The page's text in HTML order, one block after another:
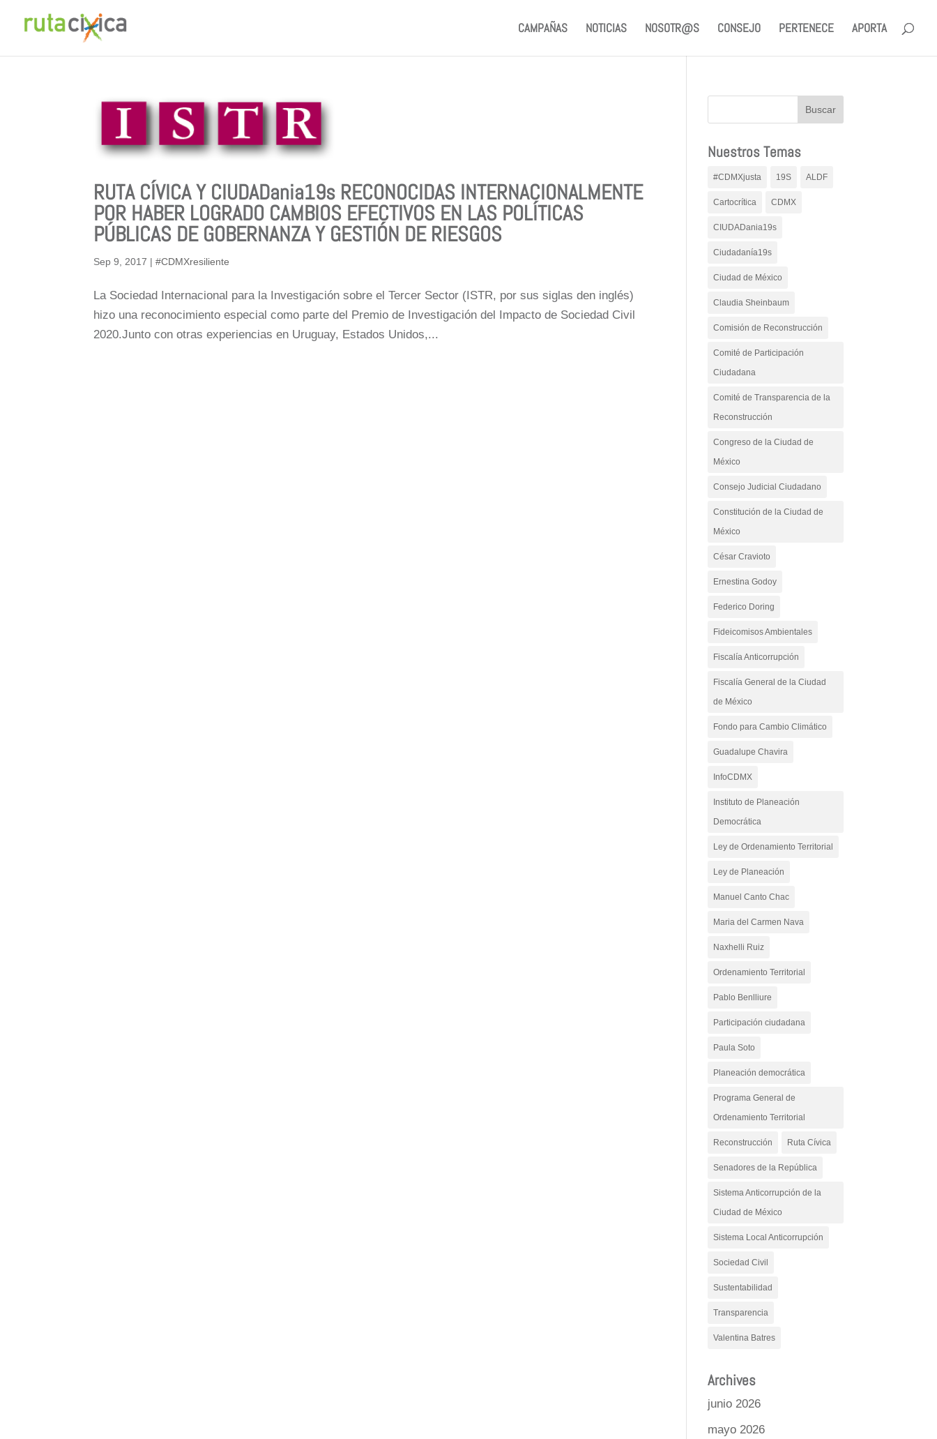
CAMPAÑAS NOTICIAS NOSOTR@S CONSEJO PERTENECE APORTA
RUTA CÍVICA Y CIUDADania19s RECONOCIDAS INTERNACIONALMENTE
POR HABER LOGRADO CAMBIOS EFECTIVOS EN LAS POLÍTICAS
PÚBLICAS DE GOBERNANZA Y GESTIÓN DE RIESGOS
Sep 9, 2017 |#CDMXresiliente
La Sociedad Internacional para la Investigación sobre el Tercer Sector (ISTR, por sus siglas den inglés)
hizo una reconocimiento especial como parte del Premio de Investigación del Impacto de Sociedad Civil
2020.Junto con otras experiencias en Uruguay, Estados Unidos,...
Nuestros Temas
#CDMXjusta 19S ALDF
Cartocrítica CDMX
CIUDADania19s
Ciudadanía19s
Ciudad de México
Claudia Sheinbaum
Comisión de Reconstrucción
Comité de Participación
Ciudadana
Comité de Transparencia de la
Reconstrucción
Congreso de la Ciudad de
México
Consejo Judicial Ciudadano
Constitución de la Ciudad de
México
César Cravioto
Ernestina Godoy
Federico Doring
Fideicomisos Ambientales
Fiscalía Anticorrupción
Fiscalía General de la Ciudad
de México
Fondo para Cambio Climático
Guadalupe Chavira
InfoCDMX
Instituto de Planeación
Democrática
Ley de Ordenamiento Territorial
Ley de Planeación
Manuel Canto Chac
Maria del Carmen Nava
Naxhelli Ruiz
Ordenamiento Territorial
Pablo Benlliure
Participación ciudadana
Paula Soto
Planeación democrática
Programa General de
Ordenamiento Territorial
Reconstrucción Ruta Cívica
Senadores de la República
Sistema Anticorrupción de la
Ciudad de México
Sistema Local Anticorrupción
Sociedad Civil
Sustentabilidad
Transparencia
Valentina Batres
Archives
junio 2026
mayo 2026